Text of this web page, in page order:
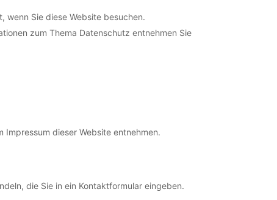
wenn Sie diese Website besuchen.
zum Thema Datenschutz entnehmen Sie
dieser Website entnehmen.
die Sie in ein Kontaktformular eingeben.